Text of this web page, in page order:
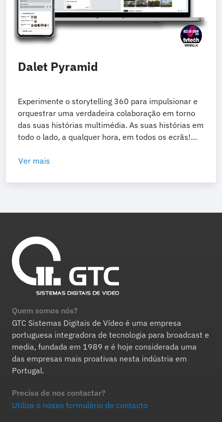
Dalet Pyramid
Experimente o storytelling 360 para impulsionar e
orquestrar uma verdadeira colaboração em torno
das suas histórias multimédia. As suas histórias em
todo o lado, a qualquer hora, em todos os ecrãs!
produção e distribuição para permitir a criação de
Ver mais
Quem somos nós?
GTC Sistemas Digitais de Vídeo é uma empresa
portuguesa integradora de tecnologia para broadcast e
media, fundada em 1989 e é hoje considerada uma
das empresas mais proativas nesta indústria em
Portugal.
Precisa de nos contactar?
Utiliza o nosso formulário de contacto